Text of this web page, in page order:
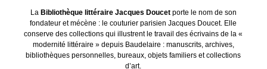
La Bibliothèque littéraire Jacques Doucetporte le nom de son
fondateur et mécène : le couturier parisien Jacques Doucet. Elle
conserve des collections qui illustrent le travail des écrivains de la «
modernité littéraire » depuis Baudelaire : manuscrits, archives,
bibliothèques personnelles, bureaux, objets familiers et collections
d’art.